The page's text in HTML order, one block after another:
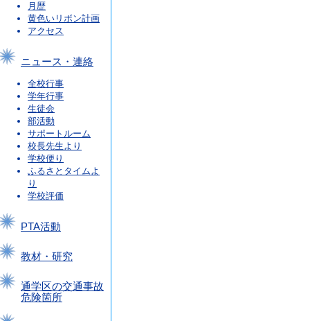
月歴
黄色いリボン計画
アクセス
ニュース・連絡
全校行事
学年行事
生徒会
部活動
サポートルーム
校長先生より
学校便り
ふるさとタイムよ
り
学校評価
PTA活動
教材・研究
通学区の交通事故
危険箇所